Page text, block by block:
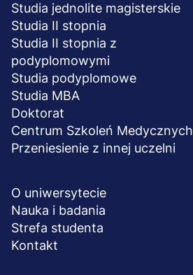
Studia jednolite magisterskie
Studia II stopnia
Studia II stopnia z
podyplomowymi
Studia podyplomowe
Studia MBA
Doktorat
Centrum Szkoleń Medycznych
Przeniesienie z innej uczelni
O uniwersytecie
Nauka i badania
Strefa studenta
Kontakt